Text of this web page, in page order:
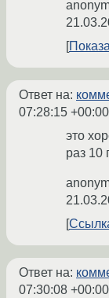
Ответ на:
07:28:15 +00:00
это
раз 10
Ответ на:
07:30:08 +00:00